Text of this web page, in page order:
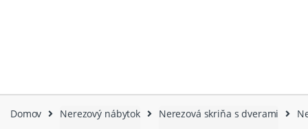
Domov Nerezový nábytok Nerezová skriňa s dverami